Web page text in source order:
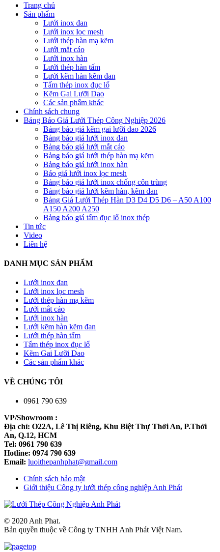
Trang chủ
Sản phẩm
Lưới inox đan
Lưới inox lọc mesh
Lưới thép hàn mạ kẽm
Lưới mắt cáo
Lưới inox hàn
Lưới thép hàn tấm
Lưới kẽm hàn kẽm đan
Tấm thép inox đục lổ
Kẽm Gai Lưỡi Dao
Các sản phẩm khác
Chính sách chung
Bảng Báo Giá Lưới Thép Công Nghiệp 2026
Bảng báo giá kẽm gai lưỡi dao 2026
Bảng báo giá lưới inox đan
Bảng báo giá lưới mắt cáo
Bảng báo giá lưới thép hàn mạ kẽm
Bảng báo giá lưới inox hàn
Báo giá lưới inox lọc mesh
Bảng báo giá lưới inox chống côn trùng
Bảng báo giá lưới kẽm hàn, kẽm đan
Bảng Giá Lưới Thép Hàn D3 D4 D5 D6 – A50 A100
A150 A200 A250
Bảng báo giá tấm đục lổ inox thép
Tin tức
Video
Liên hệ
DANH MỤC SẢN PHẨM
Lưới inox đan
Lưới inox lọc mesh
Lưới thép hàn mạ kẽm
Lưới mắt cáo
Lưới inox hàn
Lưới kẽm hàn kẽm đan
Lưới thép hàn tấm
Tấm thép inox đục lổ
Kẽm Gai Lưỡi Dao
Các sản phẩm khác
VỀ CHÚNG TÔI
0961 790 639
VP/Showroom :
Địa chỉ: O22A, Lê Thị Riêng, Khu Biệt Thự Thới An, P.Thới
An, Q.12, HCM
Tel: 0961 790 639
Hotline: 0974 790 639
Email: luoithepanhphat@gmail.com
Chính sách bảo mật
Giới thiệu Công ty lưới thép công nghiệp Anh Phát
© 2020 Anh Phat.
Bản quyền thuộc về Công ty TNHH Anh Phát Việt Nam.